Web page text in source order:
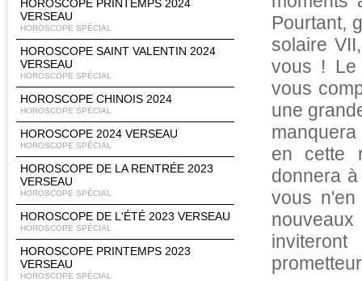
HOROSCOPE PRINTEMPS 2024
VERSEAU
HOROSCOPE SPÉCIAL
HOROSCOPE SAINT VALENTIN 2024
VERSEAU
HOROSCOPE SPÉCIAL
HOROSCOPE CHINOIS 2024
HOROSCOPE SPÉCIAL
HOROSCOPE 2024 VERSEAU
HOROSCOPE SPÉCIAL
HOROSCOPE DE LA RENTRÉE 2023
VERSEAU
HOROSCOPE SPÉCIAL
HOROSCOPE DE L'ÉTÉ 2023 VERSEAU
HOROSCOPE SPÉCIAL
HOROSCOPE PRINTEMPS 2023
VERSEAU
HOROSCOPE SPÉCIAL
Pourtant,
solaire
vous ! Le
vous
une
en cette
donnera
vous